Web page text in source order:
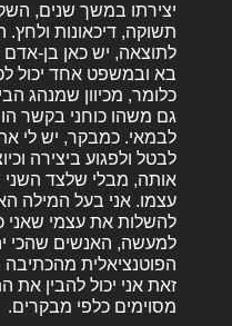
יצירתו במשך שנים,
תשוקה, דיכאונות
לתוצאה, יש כאן בן-
בא ובמשפט אחד יכול
כלומר, מכיוון שמנהג
גם משהו כוחני בקשר
לבמאי. כמבקר, יש לי
לבטל ולפגוע ביצירה
אותה, מבלי שלצד השני
עצמו. אני בעל המילה
להשלות את עצמי שאני
למעשה, האנשים שהכי
הפוטנציאלית
זאת אני יכול להבין
מסוימים כלפי מבקרים.